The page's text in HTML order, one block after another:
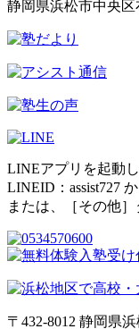
静岡県浜松市中央区
LINEアプリを起動
LINEID： assist727
または、［その他
〒432-8012 静岡県